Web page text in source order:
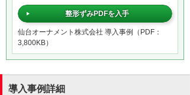
整形ずみPDFを入手
仙台オーナメント株式会社 導入事例（PDF：
3,800KB）
導入事例詳細